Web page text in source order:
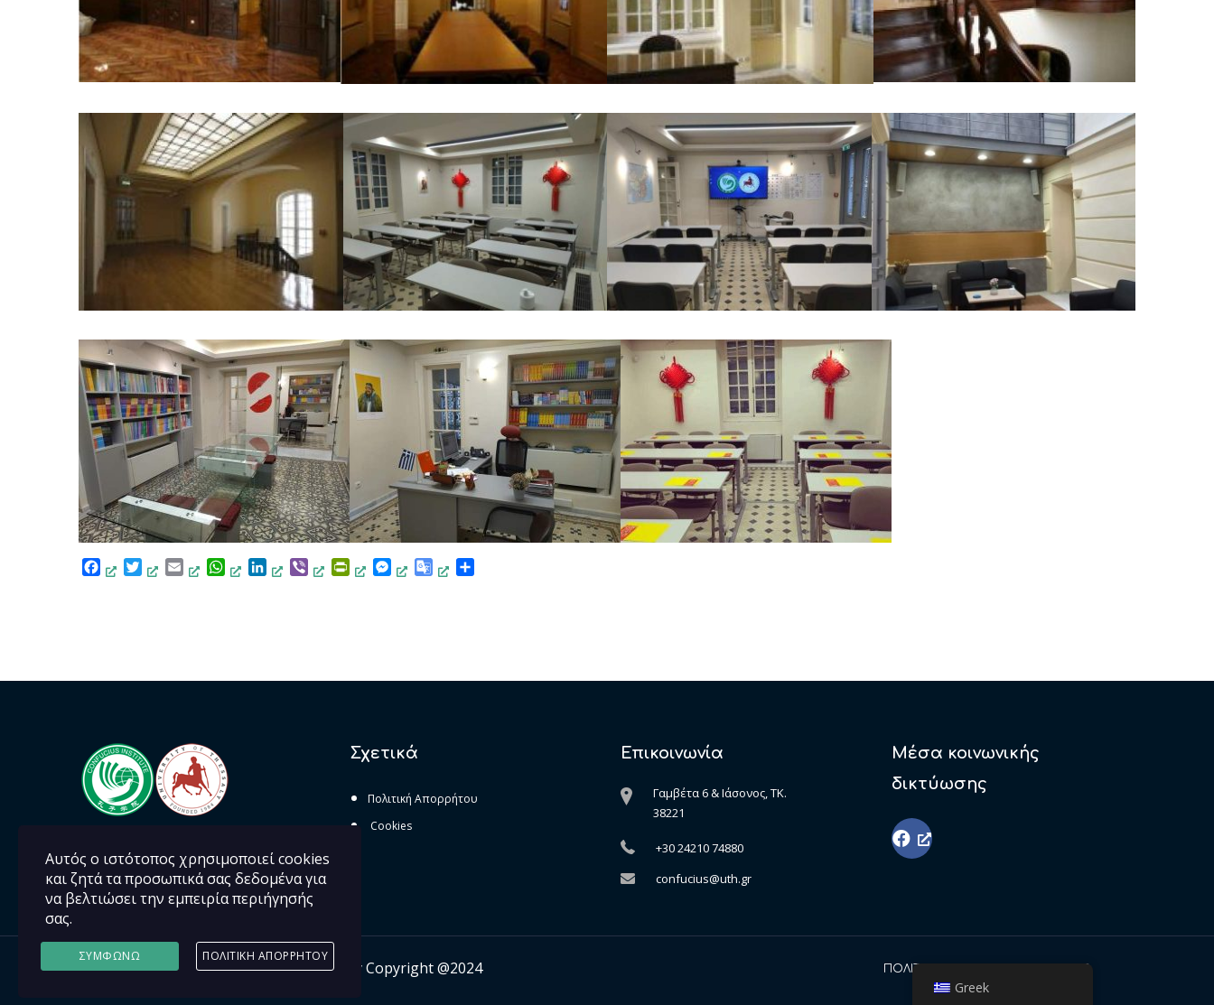
FacebookTwitterEmail WhatsAppLinkedInViber PrintFriendlyMessenger
Google
Σχετικά
Πολιτική Απορρήτου
Cookies
Επικοινωνία
Γαμβέτα 6 & Ιάσονος, ΤK.
38221
+30 24210 74880
confucius@uth.gr
Μέσα κοινωνικής
δικτύωσης
Institute Confucius University of Thessaly Copyright @2024
ΠΟΛΙΤΙΚΉ ΑΠΟΡΡΉΤΟΥ
Greek
Αυτός ο ιστότοπος χρησιμοποιεί cookies
και ζητά τα προσωπικά σας δεδομένα για
να βελτιώσει την εμπειρία περιήγησής
σας.
ΣΥΜΦΩΝΏ ΠΟΛΙΤΙΚΉ ΑΠΟΡΡΉΤΟΥ